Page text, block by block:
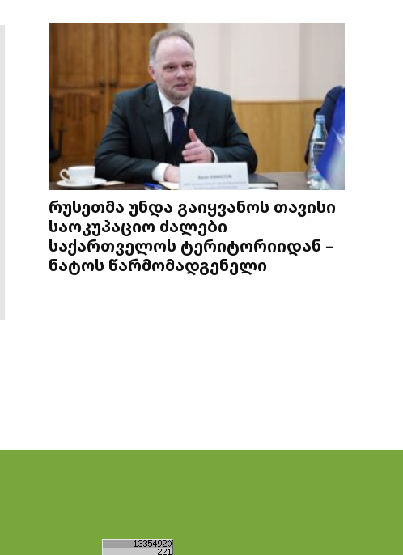
რუსეთმა უნდა გაიყვანოს თავისი
საოკუპაციო ძალები
საქართველოს ტერიტორიიდან –
ნატოს წარმომადგენელი